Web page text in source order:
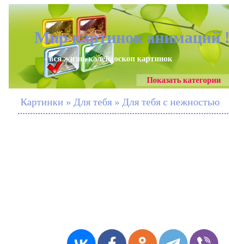
Мир картинок анимаций
- вся жизнь калейдоскоп картинок
Показать категории
Картинки » Для тебя » Для тебя с нежностью